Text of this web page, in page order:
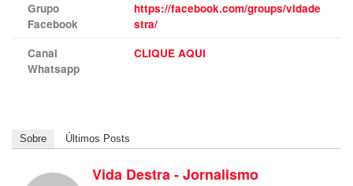
Grupo
Facebook
https://facebook.com/groups/vidade
stra/
Canal
Whatsapp
CLIQUE AQUI
Sobre Últimos Posts
Vida Destra - Jornalismo